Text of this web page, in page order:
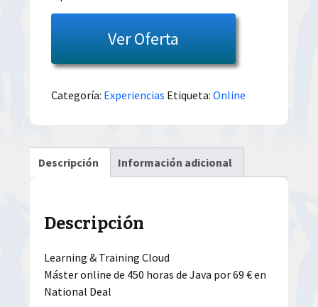
era:
90.00€.
es:
39.00€.
Ver Oferta
Categoría: Experiencias Etiqueta:Online
Descripción Información adicional
Descripción
Learning & Training Cloud
Máster online de 450 horas de Java por 69 € en
National Deal